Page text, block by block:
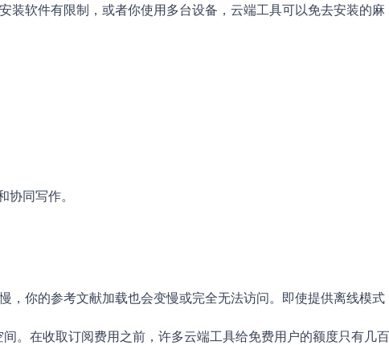
装软件有限制，或者你使用多台设备，云端工具可以免去安装的麻
同写作。
，你的参考文献加载也会变慢或完全无法访问。即使提供离线模式
。在收取订阅费用之前，许多云端工具给免费用户的额度只有几百